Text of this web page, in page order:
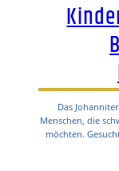
Das
Menschen, die
möchten.